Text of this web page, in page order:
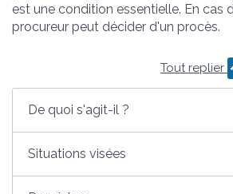
est une condition essentielle. En cas
procureur peut décider d'un procès.
Tout replier
De quoi s'agit-il ?
Situations visées